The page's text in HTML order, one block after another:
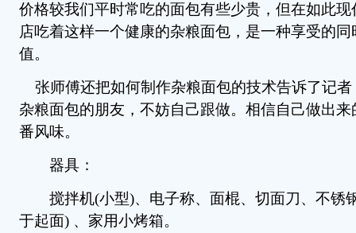
价格较我们平时常吃的面包有些少贵，但在如此
店吃着这样一个健康的杂粮面包，是一种享受的
值。
张师傅还把如何制作杂粮面包的技术告诉了记者
杂粮面包的朋友，不妨自己跟做。相信自己做出
番风味。
器具：
搅拌机(小型)、电子称、面棍、切面刀、不锈
于起面) 、家用小烤箱。